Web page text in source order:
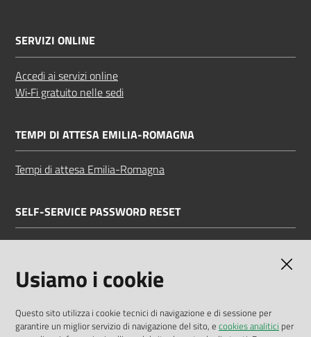
SERVIZI ONLINE
Accedi ai servizi online
Wi‑Fi gratuito nelle sedi
TEMPI DI ATTESA EMILIA-ROMAGNA
Tempi di attesa Emilia-Romagna
SELF-SERVICE PASSWORD RESET
Dichiarazione di accessibilità
Usiamo i cookie
Questo sito utilizza i cookie tecnici di navigazione e di sessione per
garantire un miglior servizio di navigazione del sito, e cookies analitici per